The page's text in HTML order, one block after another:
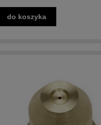
do koszyka